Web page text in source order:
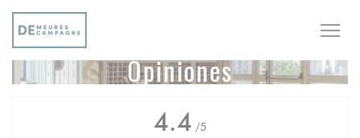
Personalización de sus opciones de cookies
Opiniones
4.4 /5